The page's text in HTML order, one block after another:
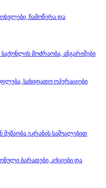
ჩამოწერა და
მოძრაობა, ანგარიშები
სახიფათო ოპერაციები
მუშაობა ეკრანის საშუალებით
ბარათები, აქციები და